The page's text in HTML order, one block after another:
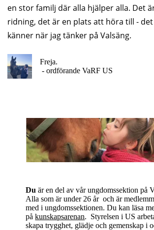
en stor familj där alla hjälper alla. Det
ridning, det är en plats att höra till -
känner när jag tänker på Valsäng.
Freja.
- ordförande VaRF US
Du är en del av vår ungdomssektion på
Alla som är under 26 år och är
med i ungdomssektionen. Du kan läsa
påkunskapsarenan. Styrelsen i US
skapa trygghet, glädje och gemenskap i